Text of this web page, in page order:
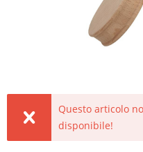
Questo articolo
disponibile!